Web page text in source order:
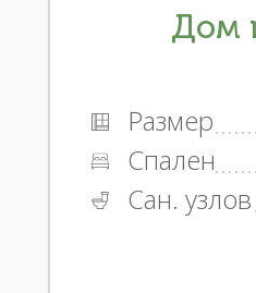
Дом
Размер
Спален
Сан. узлов